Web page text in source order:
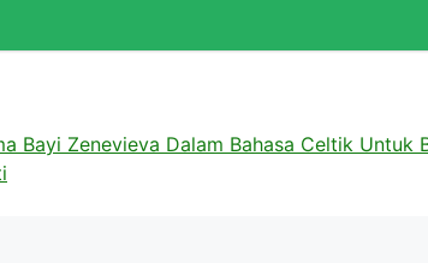
Bayi Zenevieva Dalam Bahasa Celtik Untuk